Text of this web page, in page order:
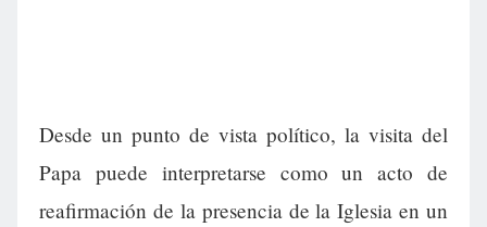
Desde un punto de vista político, la visita del
Papa puede interpretarse como un acto de
reafirmación de la presencia de la Iglesia en un